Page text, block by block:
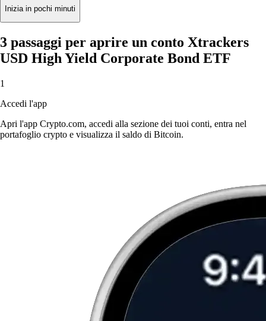
Inizia in pochi minuti
3 passaggi per aprire un conto Xtrackers
USD High Yield Corporate Bond ETF
1
Accedi l'app
Apri l'app Crypto.com, accedi alla sezione dei tuoi conti, entra nel
portafoglio crypto e visualizza il saldo di Bitcoin.